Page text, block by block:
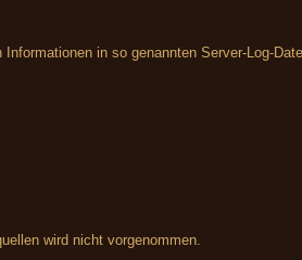
in so genannten Server-Log-
wird nicht vorgenommen.